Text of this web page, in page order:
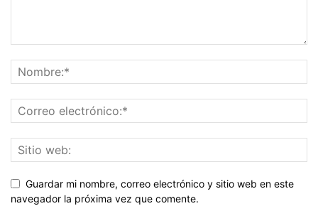
Guardar mi nombre, correo electrónico y sitio web en este
navegador la próxima vez que comente.